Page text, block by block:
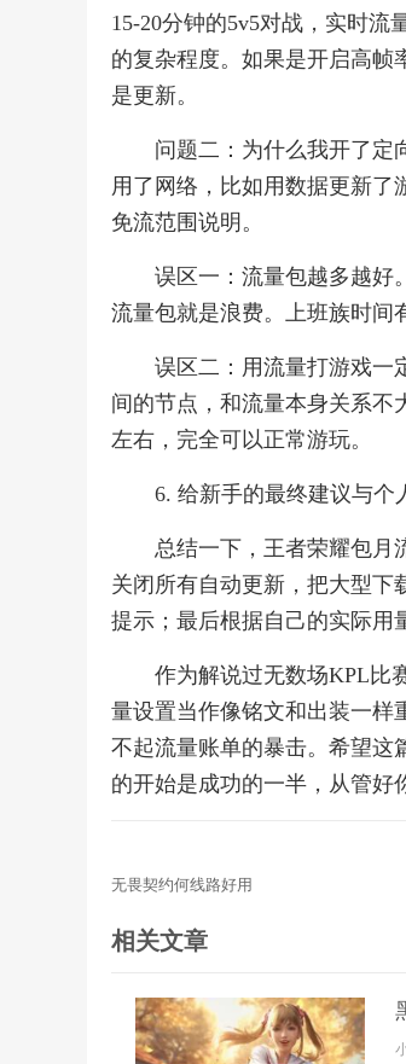
15-20分钟的5v5对战，实时
的复杂程度。如果是开启高帧
是更新。
问题二：为什么我开了定
用了网络，比如用数据更新了
免流范围说明。
误区一：流量包越多越好
流量包就是浪费。上班族时间
误区二：用流量打游戏一
间的节点，和流量本身关系不
左右，完全可以正常游玩。
6. 给新手的最终建议与个
总结一下，王者荣耀包月
关闭所有自动更新，把大型下
提示；最后根据自己的实际用
作为解说过无数场KPL比
量设置当作像铭文和出装一样
不起流量账单的暴击。希望这
的开始是成功的一半，从管好
无畏契约何线路好用
相关文章